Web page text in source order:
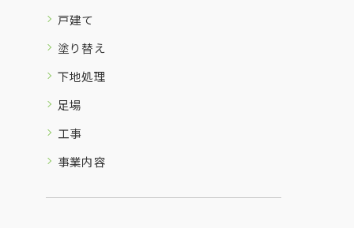
戸建て
塗り替え
下地処理
足場
工事
事業内容